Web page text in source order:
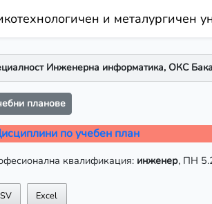
и металургичен
Инженерна информатика, ОКС
планове
по учебен план
квалификация: инженер, ПН
Excel